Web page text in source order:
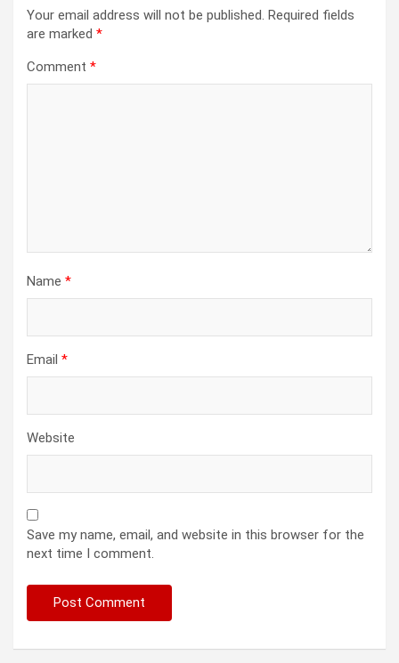
Your email address will not be published. Required fields
are marked *
Comment *
Name *
Email *
Website
Save my name, email, and website in this browser for the
next time I comment.